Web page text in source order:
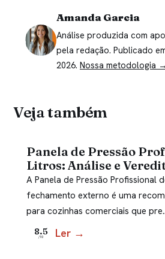
Amanda Garcia
Análise produzida com
pela redação. Publicado
2026. Nossa metodologia →
Veja também
Panela de Pressão
Litros: Análise e
A Panela de Pressão Profissional
fechamento externo é uma
para cozinhas comerciais que
8.5
/10 Ler →